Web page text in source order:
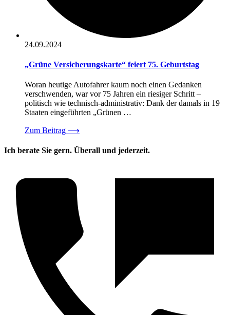
24.09.2024
„Grüne Versicherungskarte“ feiert 75. Geburtstag
Woran heutige Autofahrer kaum noch einen Gedanken
verschwenden, war vor 75 Jahren ein riesiger Schritt –
politisch wie technisch-administrativ: Dank der damals in 19
Staaten eingeführten „Grünen …
Zum Beitrag ⟶
Ich berate Sie gern. Überall und jederzeit.